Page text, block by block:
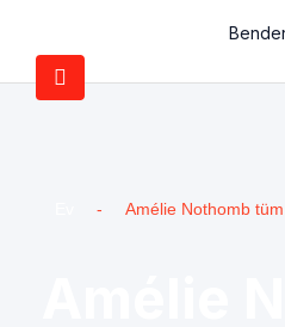
- Amélie Nothomb